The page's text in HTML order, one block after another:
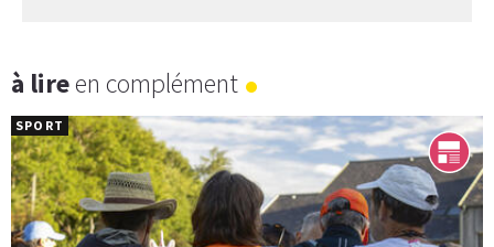
à lireen complément
SPORT